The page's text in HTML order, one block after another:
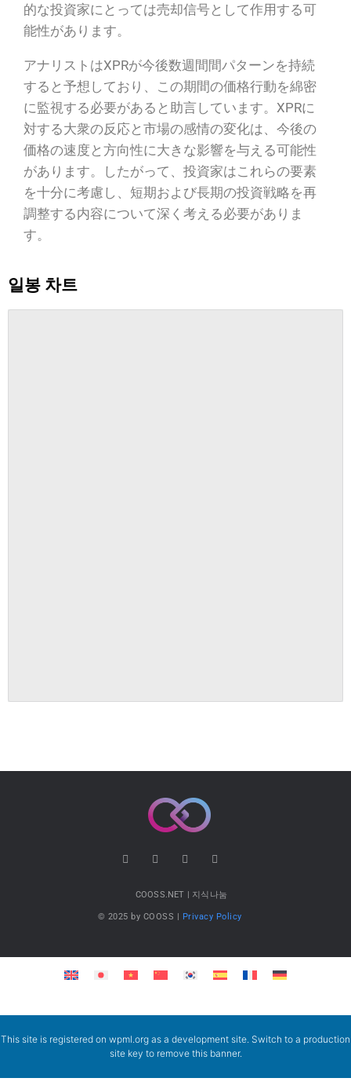
的な投資家にとっては売却信号として作用する可
能性があります。
アナリストはXPRが今後数週間間パターンを持続
すると予想しており、この期間の価格行動を綿密
に監視する必要があると助言しています。XPRに
対する大衆の反応と市場の感情の変化は、今後の
価格の速度と方向性に大きな影響を与える可能性
があります。したがって、投資家はこれらの要素
を十分に考慮し、短期および長期の投資戦略を再
調整する内容について深く考える必要がありま
す。
일봉 차트
COOSS.NET | 지식나눔
© 2025 by COOSS | Privacy Policy
This site is registered on wpml.org as a development site. Switch to a production
site key to remove this banner.